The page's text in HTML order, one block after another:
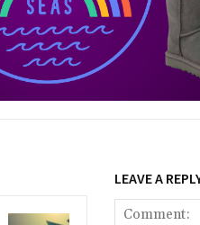
LEAVE A